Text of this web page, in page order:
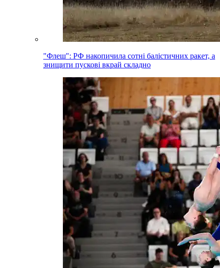
"Флеш": РФ накопичила сотні балістичних ракет, а
знищити пускові вкрай складно